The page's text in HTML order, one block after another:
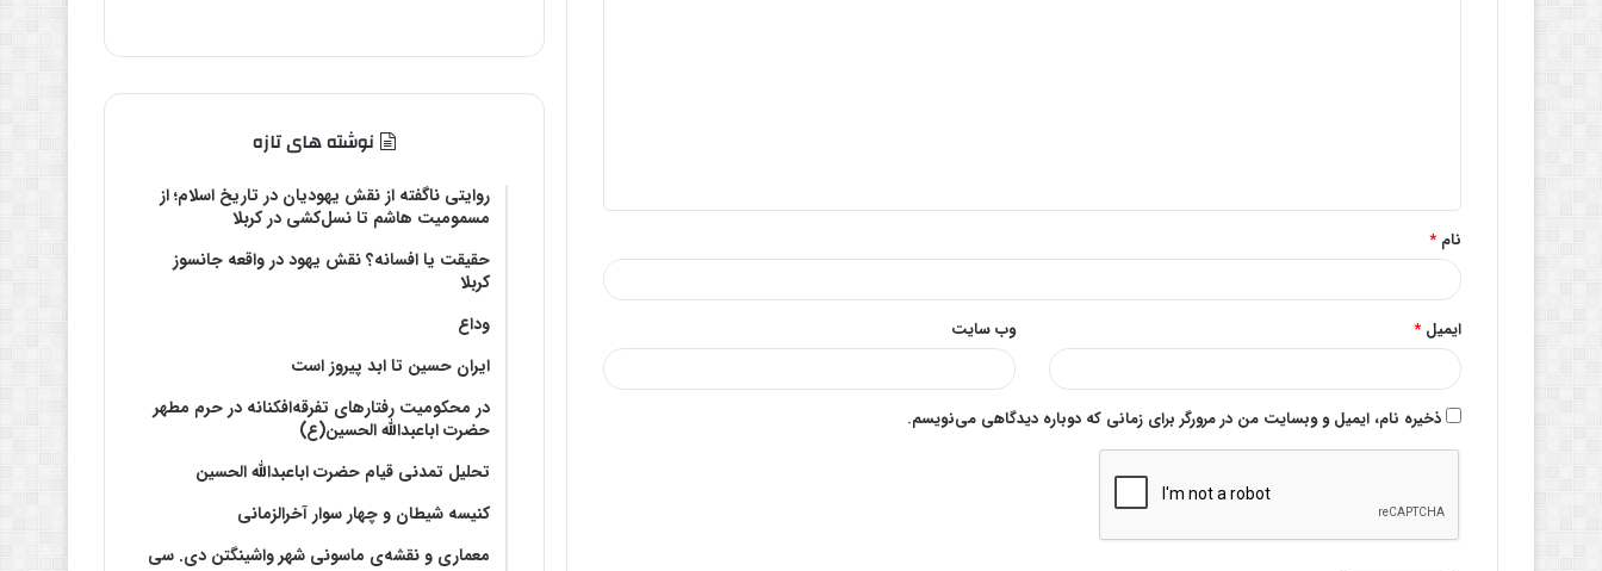
*
نام *
ایمیل * وب‌ سایت
ذخیره نام، ایمیل و وبسایت من در مرورگر برای زمانی که دوباره دیدگاهی می‌نویسم.
نوشته های تازه
روایتی ناگفته از نقش یهودیان در تاریخ اسلام؛ از
مسمومیت هاشم تا نسل‌کشی در کربلا
حقیقت یا افسانه؟‌ نقش یهود در واقعه جانسوز
کربلا
وداع
ایران حسین تا ابد پیروز است
در محکومیت رفتارهای تفرقه‌افکنانه در حرم مطهر
حضرت اباعبدالله الحسین(ع)
تحلیل تمدنی قیام حضرت اباعبدالله الحسین
کنیسه شیطان و چهار سوار آخرالزمانی
معماری و نقشه‌ی ماسونی شهر واشينگتن دی. سی